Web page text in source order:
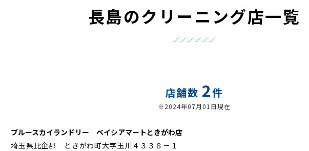
長島のクリーニング店一覧
店舗数 2件
※2024年07月01日現在
ブルースカイランドリー ベイシアマートときがわ店
埼玉県比企郡 ときがわ町大字玉川４３３８－１